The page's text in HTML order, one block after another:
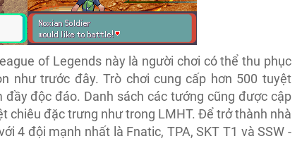
of Legends này là người chơi có thể thu phục
như trước đây. Trò chơi cung cấp hơn 500 tuyệt
độc đáo. Danh sách các tướng cũng được cập
chiêu đặc trưng như trong LMHT. Để trở thành nhà
4 đội mạnh nhất là Fnatic, TPA, SKT T1 và SSW -